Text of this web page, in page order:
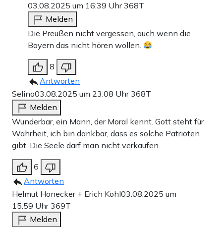
03.08.2025 um 16:39 Uhr368T
Melden
Die Preußen nicht vergessen, auch wenn die
Bayern das nicht hören wollen.
8
Antworten
Selina03.08.2025 um 23:08 Uhr368T
Melden
Wunderbar, ein Mann, der Moral kennt. Gott steht für
Wahrheit, ich bin dankbar, dass es solche Patrioten
gibt. Die Seele darf man nicht verkaufen.
6
Antworten
Helmut Honecker + Erich Kohl03.08.2025 um
15:59 Uhr369T
Melden